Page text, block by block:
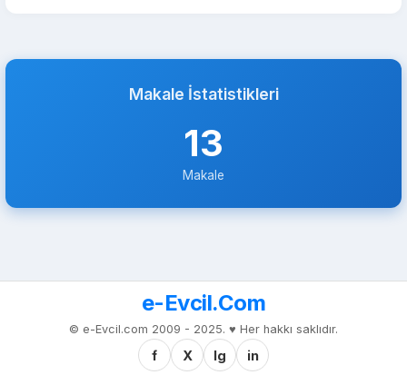
Makale İstatistikleri
13
Makale
e-Evcil.Com
© e-Evcil.com 2009 - 2025. ♥️ Her hakkı saklıdır.
f X Ig in